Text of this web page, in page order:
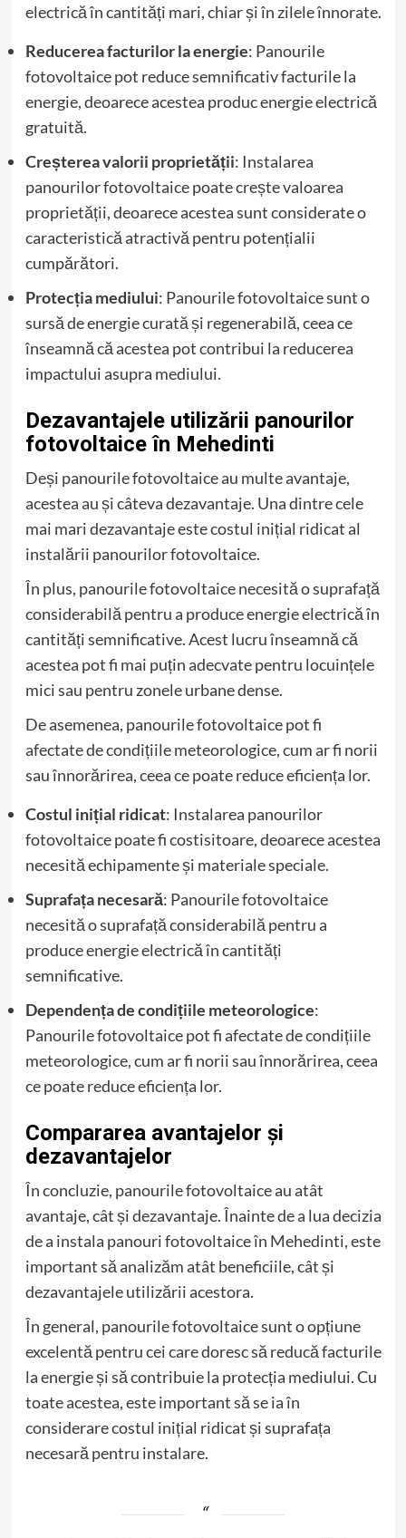
electrică în cantități mari, chiar și în zilele înnorate.
Reducerea facturilor la energie: Panourile
fotovoltaice pot reduce semnificativ facturile la
energie, deoarece acestea produc energie electrică
gratuită.
Creșterea valorii proprietății: Instalarea
panourilor fotovoltaice poate crește valoarea
proprietății, deoarece acestea sunt considerate o
caracteristică atractivă pentru potențialii
cumpărători.
Protecția mediului: Panourile fotovoltaice sunt o
sursă de energie curată și regenerabilă, ceea ce
înseamnă că acestea pot contribui la reducerea
impactului asupra mediului.
Dezavantajele utilizării panourilor
fotovoltaice în Mehedinti
Deși panourile fotovoltaice au multe avantaje,
acestea au și câteva dezavantaje. Una dintre cele
mai mari dezavantaje este costul inițial ridicat al
instalării panourilor fotovoltaice.
În plus, panourile fotovoltaice necesită o suprafață
considerabilă pentru a produce energie electrică în
cantități semnificative. Acest lucru înseamnă că
acestea pot fi mai puțin adecvate pentru locuințele
mici sau pentru zonele urbane dense.
De asemenea, panourile fotovoltaice pot fi
afectate de condițiile meteorologice, cum ar fi norii
sau înnorărirea, ceea ce poate reduce eficiența lor.
Costul inițial ridicat: Instalarea panourilor
fotovoltaice poate fi costisitoare, deoarece acestea
necesită echipamente și materiale speciale.
Suprafața necesară: Panourile fotovoltaice
necesită o suprafață considerabilă pentru a
produce energie electrică în cantități
semnificative.
Dependența de condițiile meteorologice:
Panourile fotovoltaice pot fi afectate de condițiile
meteorologice, cum ar fi norii sau înnorărirea, ceea
ce poate reduce eficiența lor.
Compararea avantajelor și
dezavantajelor
În concluzie, panourile fotovoltaice au atât
avantaje, cât și dezavantaje. Înainte de a lua decizia
de a instala panouri fotovoltaice în Mehedinti, este
important să analizăm atât beneficiile, cât și
dezavantajele utilizării acestora.
În general, panourile fotovoltaice sunt o opțiune
excelentă pentru cei care doresc să reducă facturile
la energie și să contribuie la protecția mediului. Cu
toate acestea, este important să se ia în
considerare costul inițial ridicat și suprafața
necesară pentru instalare.